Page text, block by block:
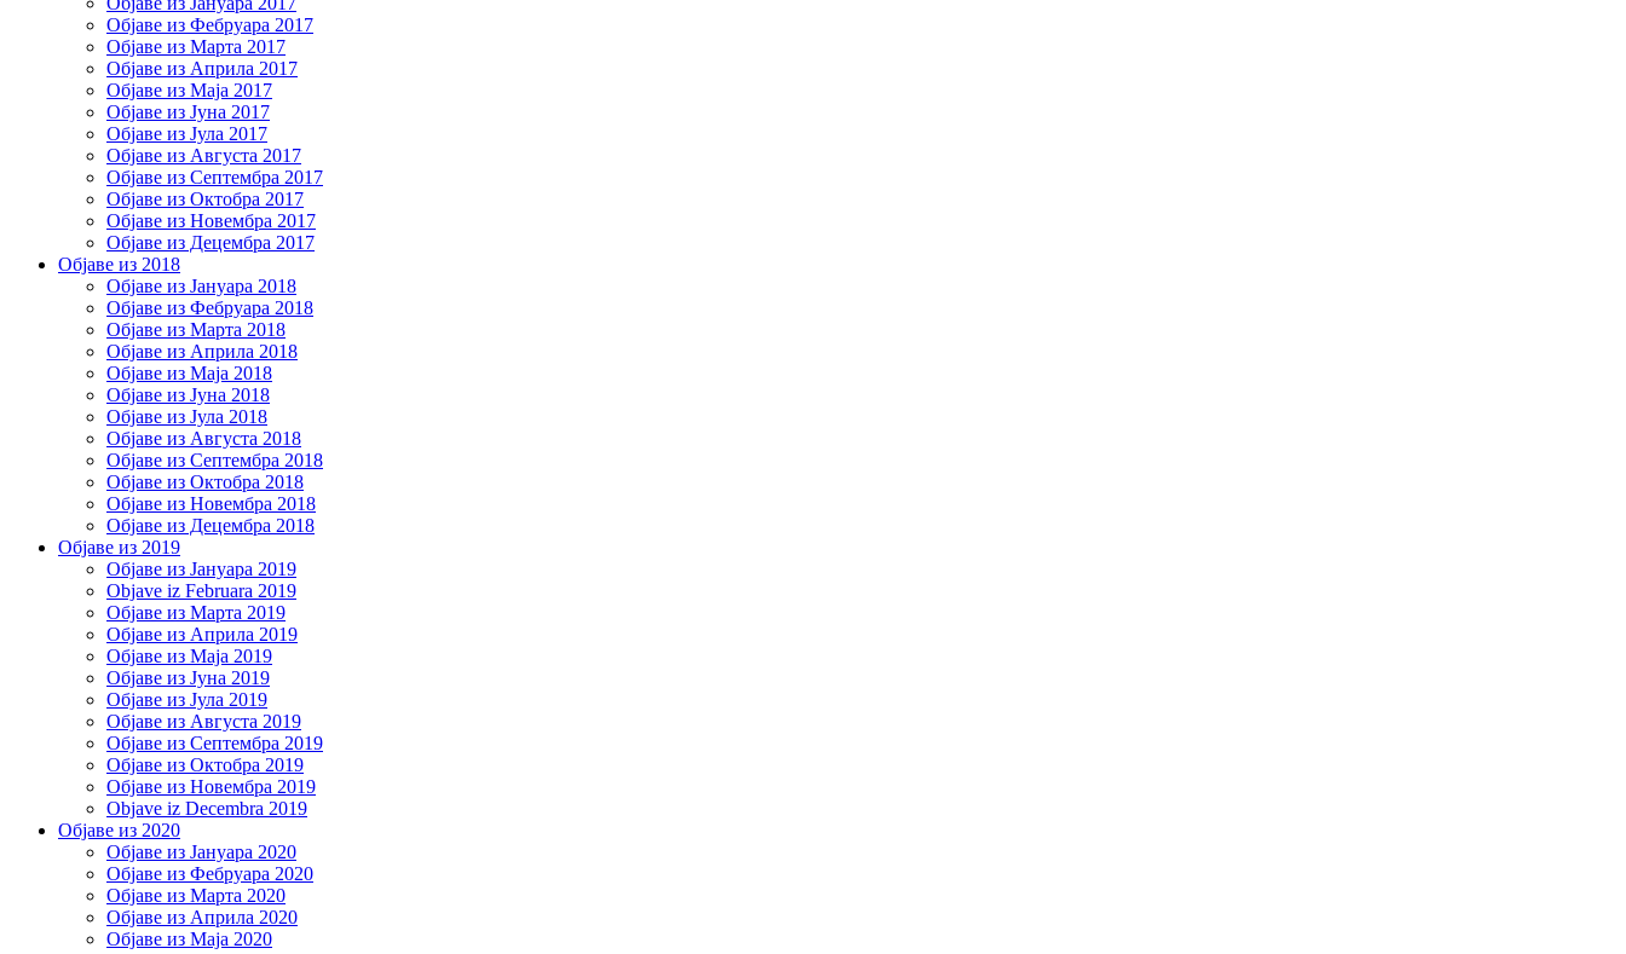
Објаве из Фебруара 2017
Објаве из Марта 2017
Објаве из Априла 2017
Објаве из Маја 2017
Објаве из Јуна 2017
Објаве из Јула 2017
Објаве из Августа 2017
Објаве из Септембра 2017
Објаве из Октобра 2017
Објаве из Новембра 2017
Објаве из Децембра 2017
Објаве из 2018
Објаве из Јануара 2018
Објаве из Фебруара 2018
Објаве из Марта 2018
Објаве из Априла 2018
Објаве из Маја 2018
Објаве из Јуна 2018
Објаве из Јула 2018
Објаве из Августа 2018
Објаве из Септембра 2018
Објаве из Октобра 2018
Објаве из Новембра 2018
Објаве из Децембра 2018
Објаве из 2019
Објаве из Јануара 2019
Objave iz Februara 2019
Објаве из Марта 2019
Објаве из Априла 2019
Објаве из Маја 2019
Објаве из Јуна 2019
Објаве из Јула 2019
Објаве из Августа 2019
Објаве из Септембра 2019
Објаве из Октобра 2019
Објаве из Новембра 2019
Objave iz Decembra 2019
Објаве из 2020
Објаве из Јануара 2020
Објаве из Фебруара 2020
Објаве из Марта 2020
Објаве из Априла 2020
Објаве из Маја 2020